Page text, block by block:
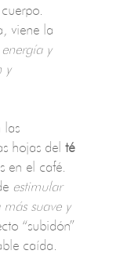
viene la
y
y
las
hojas del té
en el café.
estimular
suave y
“subidón”
caída.